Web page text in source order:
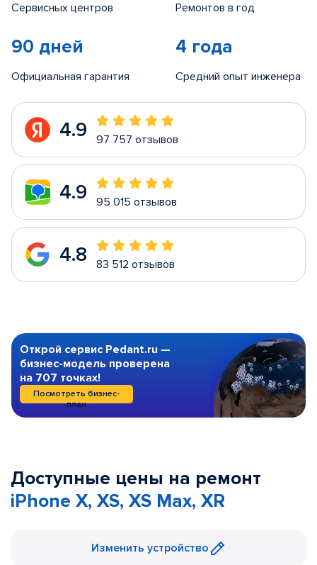
Сервисных центров Ремонтов в год
90 дней
Официальная гарантия
4 года
Средний опыт инженера
4.9 97 757 отзывов
4.9 95 015 отзывов
4.8 83 512 отзывов
Открой сервис Pedant.ru —
бизнес-модель проверена
на 707 точках!
Посмотреть бизнес-
план
Доступные цены на ремонт
iPhone X, XS, XS Max, XR
Изменить устройство